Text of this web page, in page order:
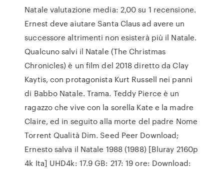
Natale valutazione media: 2,00 su 1 recensione.
Ernest deve aiutare Santa Claus ad avere un
successore altrimenti non esisterà più il Natale.
Qualcuno salvi il Natale (The Christmas
Chronicles) è un film del 2018 diretto da Clay
Kaytis, con protagonista Kurt Russell nei panni
di Babbo Natale. Trama. Teddy Pierce è un
ragazzo che vive con la sorella Kate e la madre
Claire, ed in seguito alla morte del padre Nome
Torrent Qualità Dim. Seed Peer Download;
Ernesto salva il Natale 1988 (1988) [Bluray 2160p
4k Ita] UHD4k: 17.9 GB: 217: 19 ore: Download: